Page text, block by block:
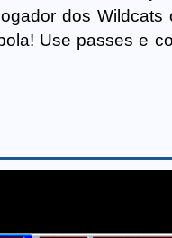
dos
Use passes e